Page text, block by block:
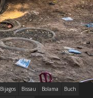
Bijagos Bissau Bolama
Buch